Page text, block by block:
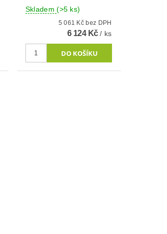
Skladem(>5 ks)
5 061 Kč bez DPH
6 124 Kč/ ks